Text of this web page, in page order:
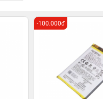
-100.000đ